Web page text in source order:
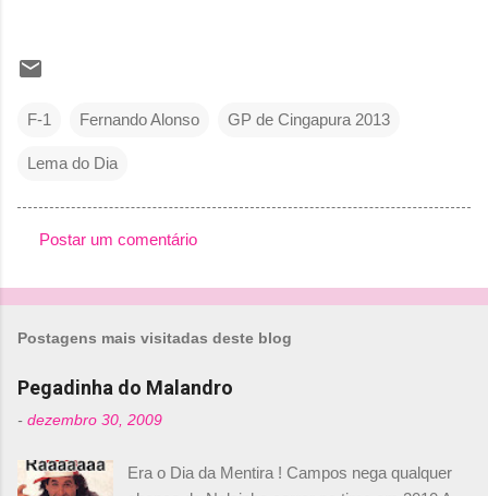
F-1 Fernando Alonso GP de Cingapura 2013
Lema do Dia
o
n
t
r
Postar um comentário
Postagens mais visitadas deste blog
Pegadinha do Malandro
- dezembro 30, 2009
Era o Dia da Mentira ! Campos nega qualquer